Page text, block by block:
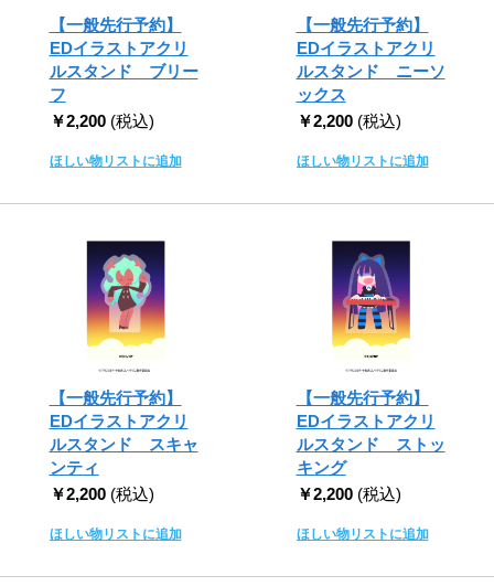
【一般先行予約】
EDイラストアクリ
ルスタンド ブリー
フ
￥2,200 (税込)
ほしい物リストに追加
【一般先行予約】
EDイラストアクリ
ルスタンド ニーソ
ックス
￥2,200 (税込)
ほしい物リストに追加
【一般先行予約】
EDイラストアクリ
ルスタンド スキャ
ンティ
￥2,200 (税込)
ほしい物リストに追加
【一般先行予約】
EDイラストアクリ
ルスタンド ストッ
キング
￥2,200 (税込)
ほしい物リストに追加